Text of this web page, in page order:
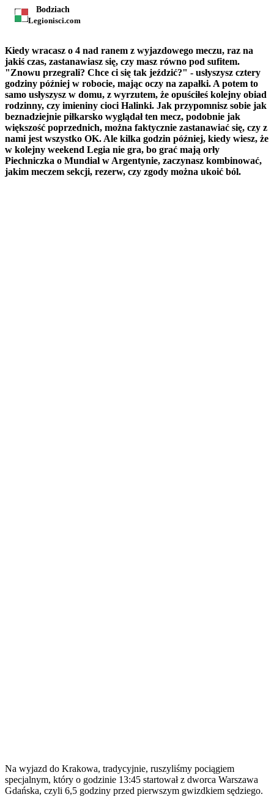
Bodziach
Legionisci.com
Kiedy wracasz o 4 nad ranem z wyjazdowego meczu, raz na
jakiś czas, zastanawiasz się, czy masz równo pod sufitem.
"Znowu przegrali? Chce ci się tak jeździć?" - usłyszysz cztery
godziny później w robocie, mając oczy na zapałki. A potem to
samo usłyszysz w domu, z wyrzutem, że opuściłeś kolejny obiad
rodzinny, czy imieniny cioci Halinki. Jak przypomnisz sobie jak
beznadziejnie piłkarsko wyglądał ten mecz, podobnie jak
większość poprzednich, można faktycznie zastanawiać się, czy z
nami jest wszystko OK. Ale kilka godzin później, kiedy wiesz, że
w kolejny weekend Legia nie gra, bo grać mają orły
Piechniczka o Mundial w Argentynie, zaczynasz kombinować,
jakim meczem sekcji, rezerw, czy zgody można ukoić ból.
Na wyjazd do Krakowa, tradycyjnie, ruszyliśmy pociągiem
specjalnym, który o godzinie 13:45 startował z dworca Warszawa
Gdańska, czyli 6,5 godziny przed pierwszym gwizdkiem sędziego.